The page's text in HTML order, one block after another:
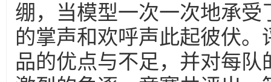
绷，当模型一次一次地承
的掌声和欢呼声此起彼伏
品的优点与不足，并对每